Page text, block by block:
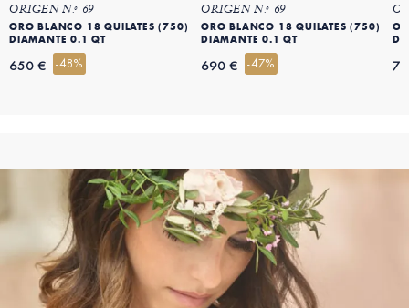
ORIGEN N.º 69
ORO BLANCO 18 QUILATES (750)
DIAMANTE 0.1 QT
650 € -48%
ORIGEN N.º 69
ORO BLANCO 18 QUILATES (750)
DIAMANTE 0.1 QT
690 € -47%